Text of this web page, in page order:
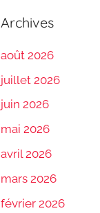
Archives
août 2026
juillet 2026
juin 2026
mai 2026
avril 2026
mars 2026
février 2026